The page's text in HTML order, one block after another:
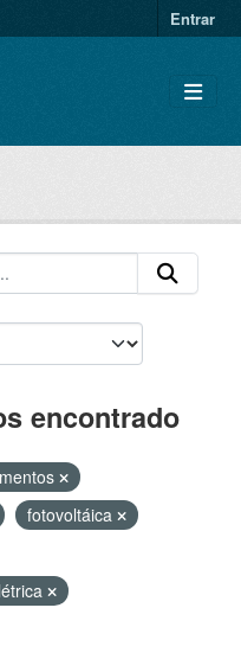
Entrar
encontrado
fotovoltáica